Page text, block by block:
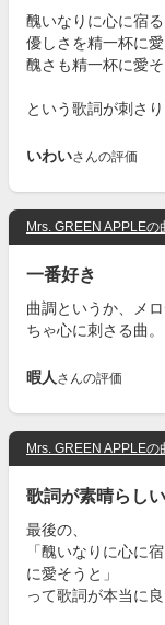
醜いなりに心に宿る
優しさを精一杯に愛
醜さも精一杯に愛そ
という歌詞が刺さ
いわいさんの評価
Mrs. GREEN APPLEの
一番好き
曲調というか、メ
ちゃ心に刺さる曲
暇人 さんの評価
Mrs. GREEN APPLEの
歌詞が素晴らしい
最後の、
「醜いなりに心に
に愛そうと」
って歌詞が本当に